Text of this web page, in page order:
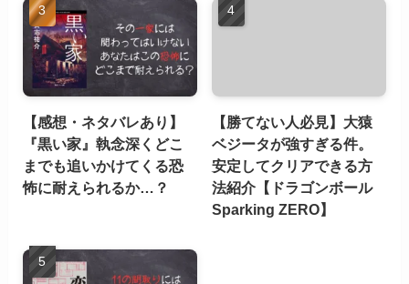
【感想・ネタバレあり】
『黒い家』執念深くどこ
までも追いかけてくる恐
怖に耐えられるか…？
【勝てない人必見】大猿
ベジータが強すぎる件。
安定してクリアできる方
法紹介【ドラゴンボール
Sparking ZERO】